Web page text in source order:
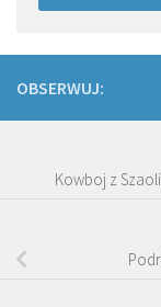
OBSERWUJ:
Kowboj z